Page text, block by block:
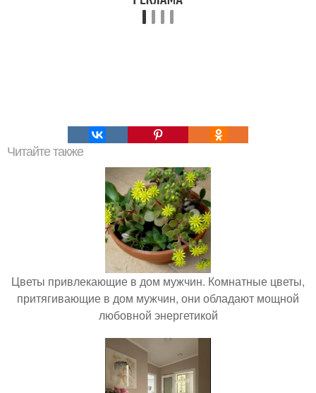
Читайте также
Цветы привлекающие в дом мужчин. Комнатные цветы,
притягивающие в дом мужчин, они обладают мощной
любовной энергетикой